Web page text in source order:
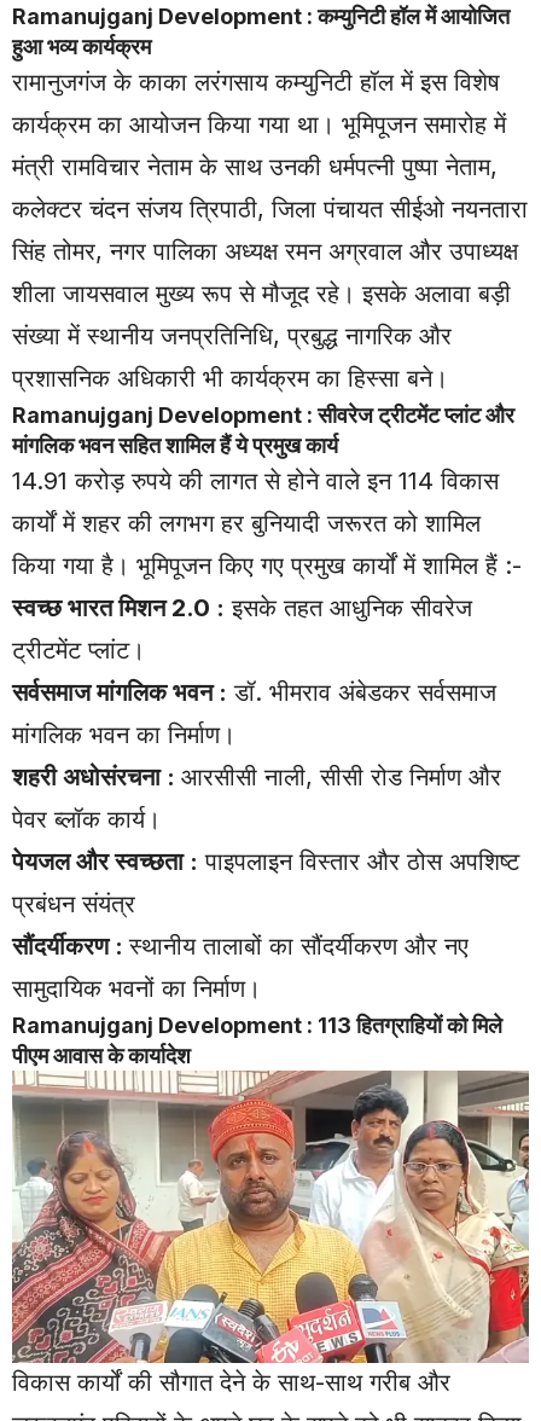
Ramanujganj Development : कम्युनिटी हॉल में आयोजित
हुआ भव्य कार्यक्रम
रामानुजगंज के काका लरंगसाय कम्युनिटी हॉल में इस विशेष
कार्यक्रम का आयोजन किया गया था। भूमिपूजन समारोह में
मंत्री रामविचार नेताम के साथ उनकी धर्मपत्नी पुष्पा नेताम,
कलेक्टर चंदन संजय त्रिपाठी, जिला पंचायत सीईओ नयनतारा
सिंह तोमर, नगर पालिका अध्यक्ष रमन अग्रवाल और उपाध्यक्ष
शीला जायसवाल मुख्य रूप से मौजूद रहे। इसके अलावा बड़ी
संख्या में स्थानीय जनप्रतिनिधि, प्रबुद्ध नागरिक और
प्रशासनिक अधिकारी भी कार्यक्रम का हिस्सा बने।
Ramanujganj Development : सीवरेज ट्रीटमेंट प्लांट और
मांगलिक भवन सहित शामिल हैं ये प्रमुख कार्य
14.91 करोड़ रुपये की लागत से होने वाले इन 114 विकास
कार्यों में शहर की लगभग हर बुनियादी जरूरत को शामिल
किया गया है। भूमिपूजन किए गए प्रमुख कार्यों में शामिल हैं :-
स्वच्छ भारत मिशन 2.0 : इसके तहत आधुनिक सीवरेज
ट्रीटमेंट प्लांट।
सर्वसमाज मांगलिक भवन : डॉ. भीमराव अंबेडकर सर्वसमाज
मांगलिक भवन का निर्माण।
शहरी अधोसंरचना : आरसीसी नाली, सीसी रोड निर्माण और
पेवर ब्लॉक कार्य।
पेयजल और स्वच्छता : पाइपलाइन विस्तार और ठोस अपशिष्ट
प्रबंधन संयंत्र
सौंदर्यीकरण :स्थानीय तालाबों का सौंदर्यीकरण और नए
सामुदायिक भवनों का निर्माण।
Ramanujganj Development : 113 हितग्राहियों को मिले
पीएम आवास के कार्यादेश
विकास कार्यों की सौगात देने के साथ-साथ गरीब और